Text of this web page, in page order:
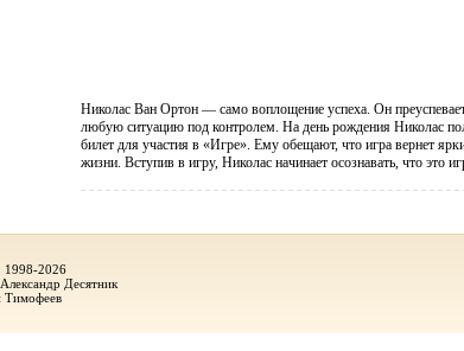
Николас Ван Ортон — само воплощение успеха. Он
любую ситуацию под контролем. На день рождения Николас
билет для участия в «Игре». Ему обещают, что игра вернет
жизни. Вступив в игру, Николас начинает осознавать, что это
1998-2026
Десятник
Тимофеев